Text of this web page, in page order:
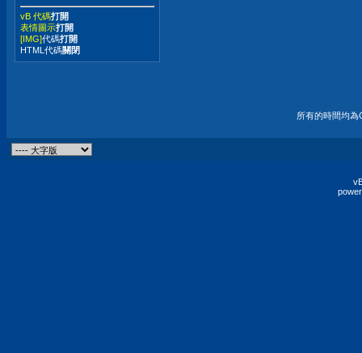
vB 代碼打開
表情圖示打開
[IMG]代碼打開
HTML代碼關閉
所有的時間均為